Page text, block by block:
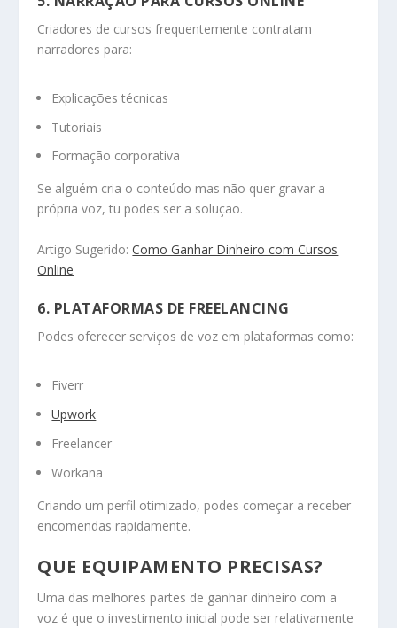
Criadores de cursos frequentemente contratam
narradores para:
Explicações técnicas
Tutoriais
Formação corporativa
Se alguém cria o conteúdo mas não quer gravar a
própria voz, tu podes ser a solução.
Artigo Sugerido:Como Ganhar Dinheiro com Cursos
Online
6. PLATAFORMAS DE FREELANCING
Podes oferecer serviços de voz em plataformas como:
Fiverr
Upwork
Freelancer
Workana
Criando um perfil otimizado, podes começar a receber
encomendas rapidamente.
QUE EQUIPAMENTO PRECISAS?
Uma das melhores partes de ganhar dinheiro com a
voz é que o investimento inicial pode ser relativamente